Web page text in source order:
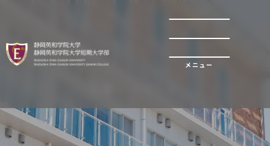
メニュー